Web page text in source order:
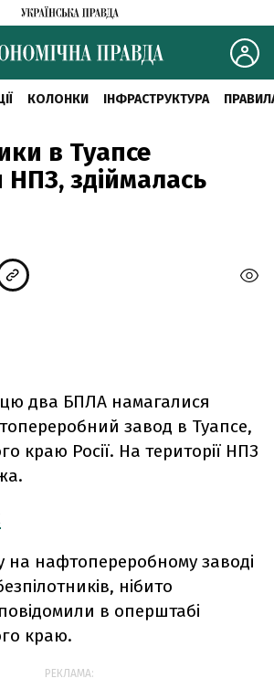
КОЛОНКИ ІНФРАСТРУКТУРА
в Туапсе
НПЗ, здіймалась
два БПЛА намагалися
завод в Туапсе,
краю Росії. На території НПЗ
на нафтопереробному заводі
нібито
в оперштабі
краю.
РЕКЛАМА: